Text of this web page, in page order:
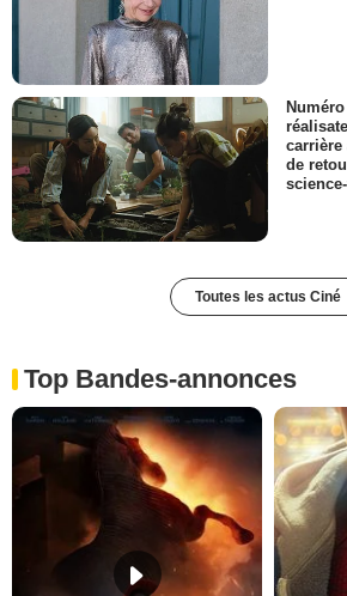
carrière
de
Toutes les actus Ciné
Top Bandes-annonces